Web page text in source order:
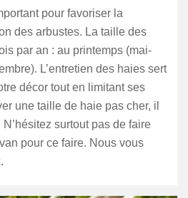
pour favoriser la
des arbustes. La taille des
par an : au printemps (mai-
L’entretien des haies sert
décor tout en limitant ses
une taille de haie pas cher, il
surtout pas de faire
pour ce faire. Nous vous